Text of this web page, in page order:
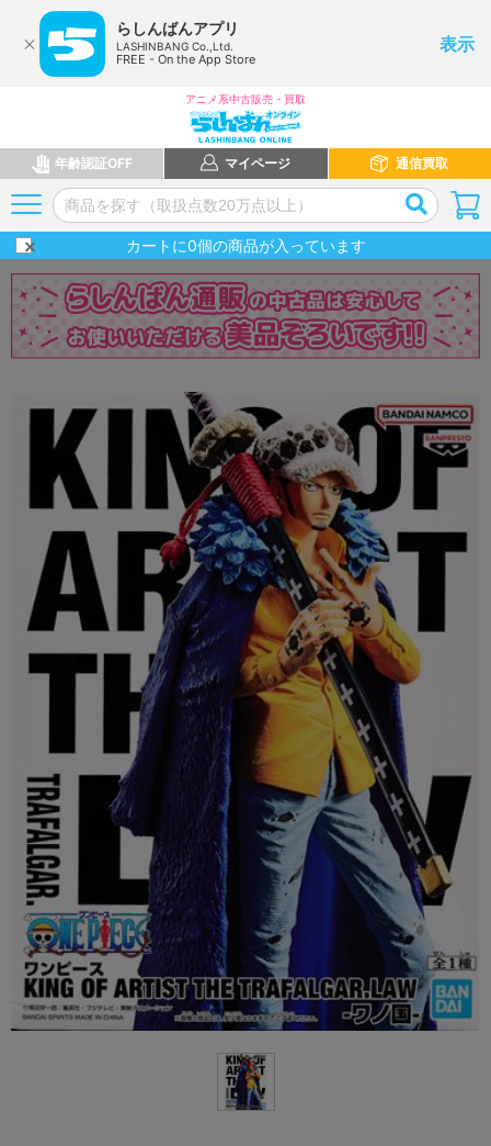
らしんばんアプリ
LASHINBANG Co.,Ltd.
FREE - On the App Store
表示
アニメ系中古販売・買取
年齢認証OFF マイページ 通信買取
カートに0個の商品が入っています